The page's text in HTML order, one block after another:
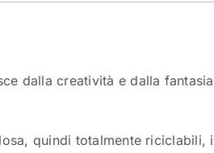
dalla creatività e dalla
quindi totalmente